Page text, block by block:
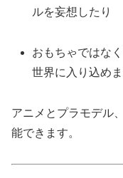
ルを妄想したり
おもちゃではな
世界に入り込めま
アニメとプラモデル
能できます。